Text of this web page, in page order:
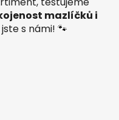
mazlíčků i
s námi! 🐾